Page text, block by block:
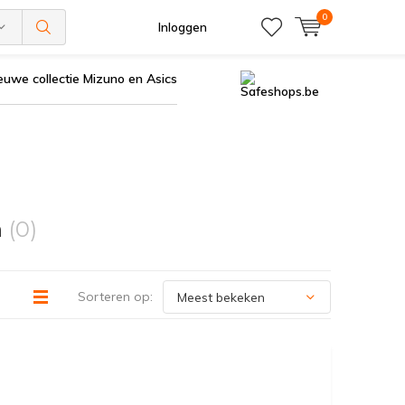
Inloggen
0
collectie Mizuno en Asics
(0)
Sorteren op: